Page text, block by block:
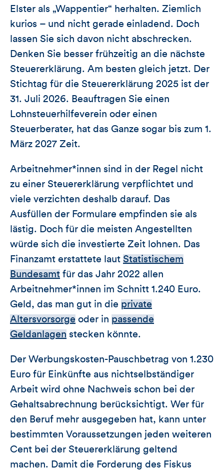
Elster als „Wappentier“ herhalten. Ziemlich
kurios – und nicht gerade einladend. Doch
lassen Sie sich davon nicht abschrecken.
Denken Sie besser frühzeitig an die nächste
Steuererklärung. Am besten gleich jetzt. Der
Stichtag für die Steuererklärung 2025 ist der
31. Juli 2026. Beauftragen Sie einen
Lohnsteuerhilfeverein oder einen
Steuerberater, hat das Ganze sogar bis zum 1.
März 2027 Zeit.
Arbeitnehmer*innen sind in der Regel nicht
zu einer Steuererklärung verpflichtet und
viele verzichten deshalb darauf. Das
Ausfüllen der Formulare empfinden sie als
lästig. Doch für die meisten Angestellten
würde sich die investierte Zeit lohnen. Das
Finanzamt erstattete laut Statistischem
Bundesamt für das Jahr 2022 allen
Arbeitnehmer*innen im Schnitt 1.240 Euro.
Geld, das man gut in die private
Altersvorsorge oder in passende
Geldanlagen stecken könnte.
Der Werbungskosten-Pauschbetrag von 1.230
Euro für Einkünfte aus nichtselbständiger
Arbeit wird ohne Nachweis schon bei der
Gehaltsabrechnung berücksichtigt. Wer für
den Beruf mehr ausgegeben hat, kann unter
bestimmten Voraussetzungen jeden weiteren
Cent bei der Steuererklärung geltend
machen. Damit die Forderung des Fiskus